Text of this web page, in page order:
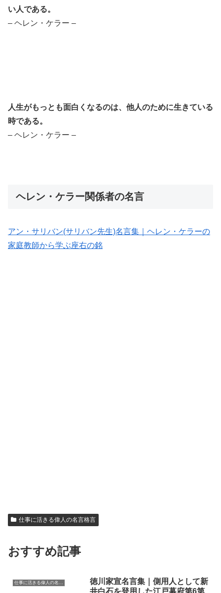
い人である。
– ヘレン・ケラー –
人生がもっとも面白くなるのは、他人のために生きている
時である。
– ヘレン・ケラー –
ヘレン・ケラー関係者の名言
アン・サリバン(サリバン先生)名言集｜ヘレン・ケラーの
家庭教師から学ぶ座右の銘
仕事に活きる偉人の名言格言
おすすめ記事
仕事に活きる偉人の名言格言
徳川家宣名言集｜側用人として新
井白石を登用した江戸幕府第6第